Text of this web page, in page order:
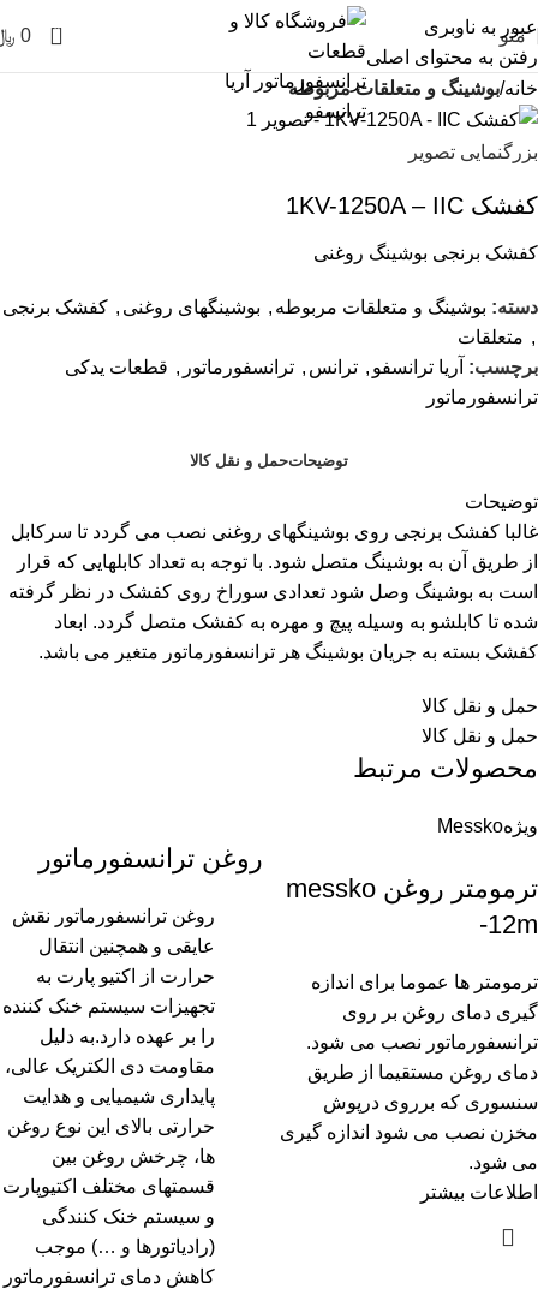
عبور به ناوبری
رفتن به محتوای اصلی
منو 0
0
خانه بوشینگ و متعلقات مربوطه
بزرگنمایی تصویر
کفشک 1KV-1250A – IIC
کفشک برنجی بوشینگ روغنی
دسته: بوشینگ و متعلقات مربوطه , بوشینگهای روغنی , کفشک برنجی
, متعلقات
برچسب: آریا ترانسفو , ترانس , ترانسفورماتور , قطعات یدکی
ترانسفورماتور
توضیحاتحمل و نقل کالا
توضیحات
غالبا کفشک برنجی روی بوشینگهای روغنی نصب می گردد تا سرکابل
از طریق آن به بوشینگ متصل شود. با توجه به تعداد کابلهایی که قرار
است به بوشینگ وصل شود تعدادی سوراخ روی کفشک در نظر گرفته
شده تا کابلشو به وسیله پیچ و مهره به کفشک متصل گردد. ابعاد
کفشک بسته به جریان بوشینگ هر ترانسفورماتور متغیر می باشد.
حمل و نقل کالا
حمل و نقل کالا
محصولات مرتبط
ویژهMessko
ترمومتر روغن messko
-12m
ترمومتر ها عموما برای اندازه
گیری دمای روغن بر روی
ترانسفورماتور نصب می شود.
دمای روغن مستقیما از طریق
سنسوری که برروی درپوش
مخزن نصب می شود اندازه گیری
می شود.
اطلاعات بیشتر
روغن ترانسفورماتور
روغن ترانسفورماتور نقش
عایقی و همچنین انتقال
حرارت از اکتیو پارت به
تجهیزات سیستم خنک کننده
را بر عهده دارد.به دلیل
مقاومت دی الکتریک عالی،
پایداری شیمیایی و هدایت
حرارتی بالای این نوع روغن
ها، چرخش روغن بین
قسمتهای مختلف اکتیوپارت
و سیستم خنک کنندگی
(رادیاتورها و …) موجب
کاهش دمای ترانسفورماتور